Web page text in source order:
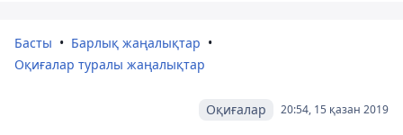
Басты
Барлық жаңалықтар
Оқиғалар туралы жаңалықтар
20:54, 15 қазан 2019
Оқиғалар